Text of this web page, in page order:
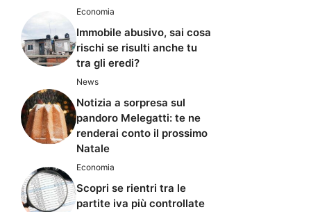
Economia
Immobile abusivo, sai cosa
rischi se risulti anche tu
tra gli eredi?
News
Notizia a sorpresa sul
pandoro Melegatti: te ne
renderai conto il prossimo
Natale
Economia
Scopri se rientri tra le
partite iva più controllate